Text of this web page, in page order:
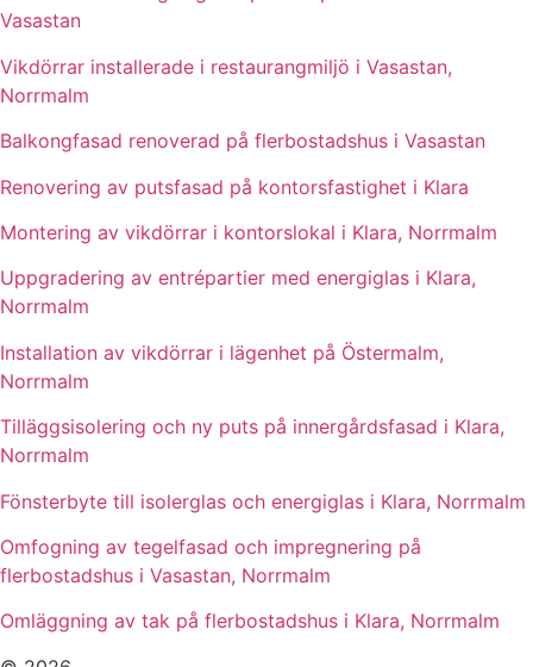
Vasastan
Vikdörrar installerade i restaurangmiljö i Vasastan,
Norrmalm
Balkongfasad renoverad på flerbostadshus i Vasastan
Renovering av putsfasad på kontorsfastighet i Klara
Montering av vikdörrar i kontorslokal i Klara, Norrmalm
Uppgradering av entrépartier med energiglas i Klara,
Norrmalm
Installation av vikdörrar i lägenhet på Östermalm,
Norrmalm
Tilläggsisolering och ny puts på innergårdsfasad i Klara,
Norrmalm
Fönsterbyte till isolerglas och energiglas i Klara, Norrmalm
Omfogning av tegelfasad och impregnering på
flerbostadshus i Vasastan, Norrmalm
Omläggning av tak på flerbostadshus i Klara, Norrmalm